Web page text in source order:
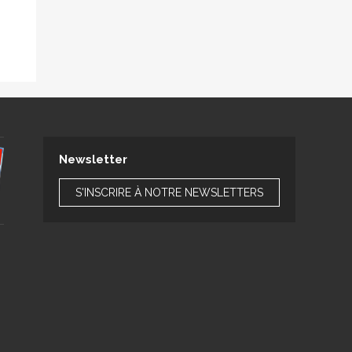
Newsletter
S'INSCRIRE À NOTRE NEWSLETTERS